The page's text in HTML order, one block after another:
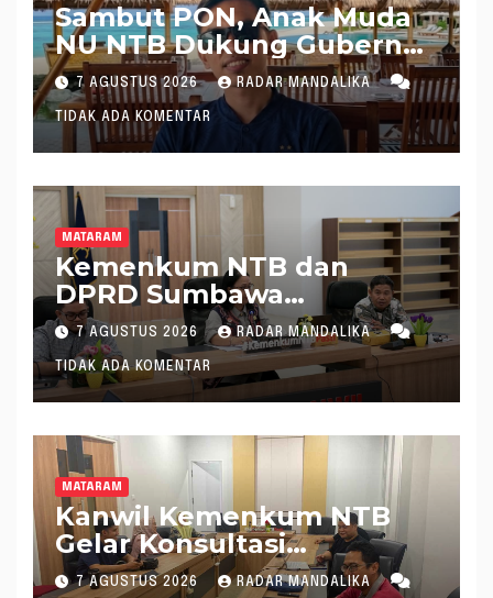
Sambut PON, Anak Muda
NU NTB Dukung Gubernur
Pimpin KONI NTB
7 AGUSTUS 2026 RADAR MANDALIKA
TIDAK ADA KOMENTAR
MATARAM
Kemenkum NTB dan
DPRD Sumbawa
Mantapkan Rencana
Pembentukan 8 Raperda
Inisiatif
7 AGUSTUS 2026 RADAR MANDALIKA
TIDAK ADA KOMENTAR
MATARAM
Kanwil Kemenkum NTB
Gelar Konsultasi
Penghitungan Kebutuhan
7 AGUSTUS 2026 RADAR MANDALIKA